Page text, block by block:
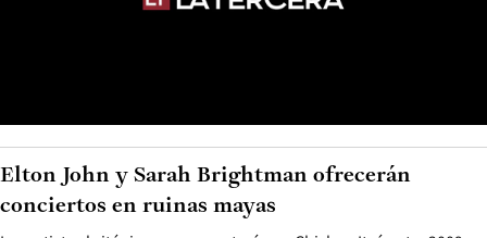
Elton John y Sarah Brightman ofrecerán
conciertos en ruinas mayas